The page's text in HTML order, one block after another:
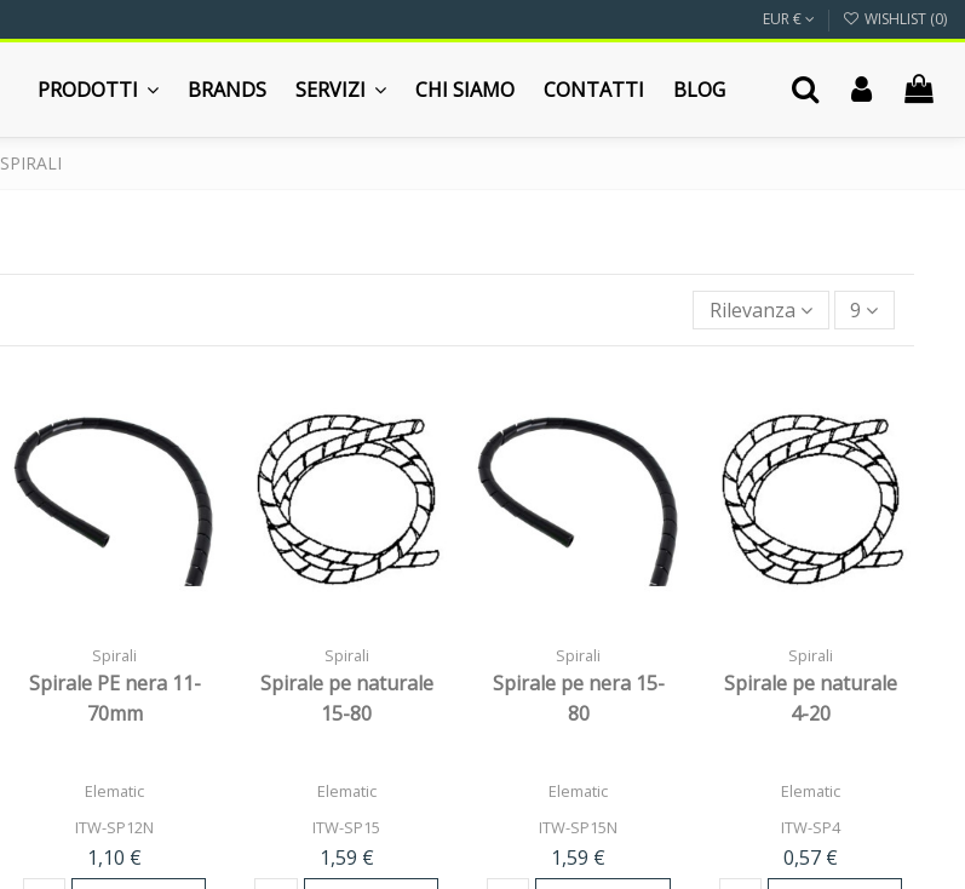
EUR € WISHLIST (0)
PRODOTTI BRANDS SERVIZI CHI SIAMO CONTATTI BLOG
SPIRALI
Rilevanza 9
Spirali
Spirale PE nera 11-
70mm
Elematic
ITW-SP12N
1,10 €
Spirali
Spirale pe naturale
15-80
Elematic
ITW-SP15
1,59 €
Spirali
Spirale pe nera 15-
80
Elematic
ITW-SP15N
1,59 €
Spirali
Spirale pe naturale
4-20
Elematic
ITW-SP4
0,57 €